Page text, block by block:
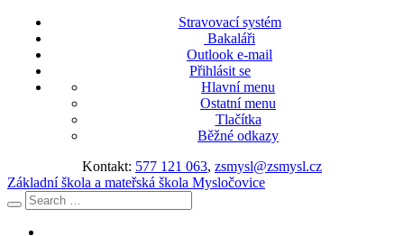
Stravovací systém
Bakaláři
Outlook e-mail
Přihlásit se
Hlavní menu
Ostatní menu
Tlačítka
Běžné odkazy
Kontakt: 577 121 063, zsmysl@zsmysl.cz
Základní škola a mateřská škola Mysločovice